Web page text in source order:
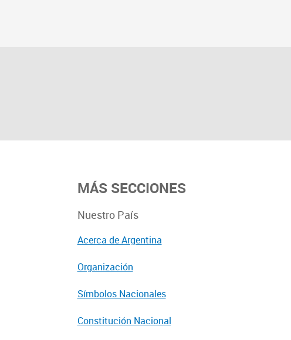
MÁS SECCIONES
Nuestro País
Acerca de Argentina
Organización
Símbolos Nacionales
Constitución Nacional